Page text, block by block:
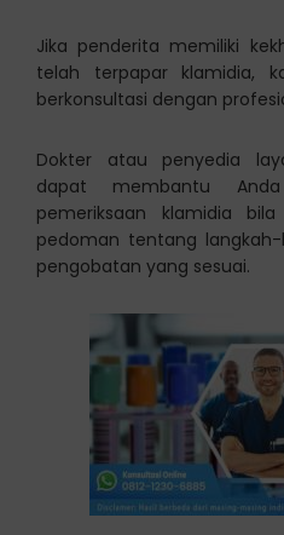
Jika penderita memiliki
telah terpapar klamidia,
berkonsultasi dengan
Dokter atau penyedia
dapat membantu
pemeriksaan klamidia
pedoman tentang
pengobatan yang sesuai.